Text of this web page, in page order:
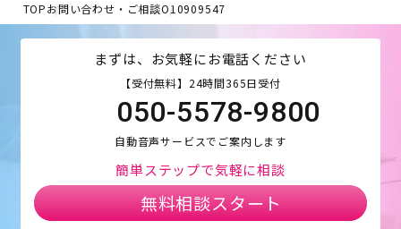
TOPお問い合わせ・ご相談O10909547
まずは、お気軽にお電話ください
【受付無料】24時間365日受付
050-5578-9800
自動音声サービスでご案内します
簡単ステップで気軽に相談
無料相談スタート